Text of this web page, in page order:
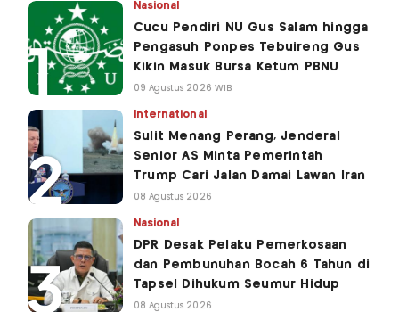
Nasional
Cucu Pendiri NU Gus Salam hingga
Pengasuh Ponpes Tebuireng Gus
Kikin Masuk Bursa Ketum PBNU
09 Agustus 2026 WIB
International
Sulit Menang Perang, Jenderal
Senior AS Minta Pemerintah
Trump Cari Jalan Damai Lawan Iran
08 Agustus 2026
Nasional
DPR Desak Pelaku Pemerkosaan
dan Pembunuhan Bocah 6 Tahun di
Tapsel Dihukum Seumur Hidup
08 Agustus 2026